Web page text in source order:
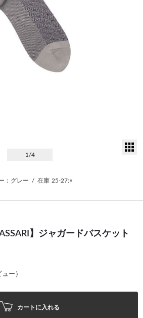
1 /4
：グレー / 在庫 25-27:×
】ジャガードバスケット
ー）
カートに入れる